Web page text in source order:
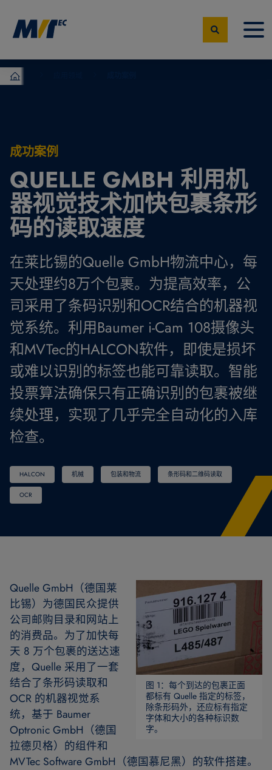
MVTec Software – 机器视觉专家
成功案例
QUELLE GMBH 利用机
器视觉技术加快包裹条形
码的读取速度
在莱比锡的Quelle GmbH物流中心，每
天处理约8万个包裹。为提高效率，公
司采用了条码识别和OCR结合的机器视
觉系统。利用Baumer i-Cam 108摄像头
和MVTec的HALCON软件，即使是损坏
或难以识别的标签也能可靠读取。智能
投票算法确保只有正确识别的包裹被继
续处理，实现了几乎完全自动化的入库
检查。
HALCON 机械 包装和物流 条形码和二维码读取
OCR
图 1：每个到达的包裹正面
都标有 Quelle 指定的标签，
除条形码外，还应标有指定
字体和大小的各种标识数
字。
Quelle GmbH（德国莱
比锡）为德国民众提供
公司邮购目录和网站上
的消费品。为了加快每
天 8 万个包裹的送达速
度，Quelle 采用了一套
结合了条形码读取和
OCR 的机器视觉系
统，基于 Baumer
Optronic GmbH（德国
拉德贝格）的组件和
MVTec Software GmbH（德国慕尼黑）的软件搭建。